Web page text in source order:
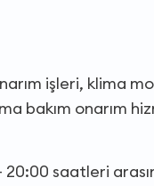
işleri, klima
bakım onarım
20:00 saatleri